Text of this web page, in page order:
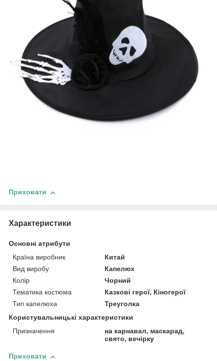
Приховати
Характеристики
Основні атрибути
Країна виробник
Китай
Вид виробу
Капелюх
Колір
Чорний
Тематика костюма
Казкові герої, Кіногерої
Тип капелюха
Треуголка
Користувальницькі характеристики
Призначення
на карнавал, маскарад,
свято, вечірку
Приховати